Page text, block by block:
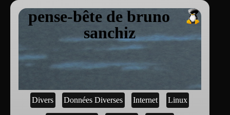
pense-bête de bruno
sanchiz
Divers Données Diverses Internet Linux